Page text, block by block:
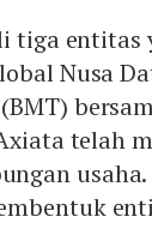
tiga entitas
Nusa
telah